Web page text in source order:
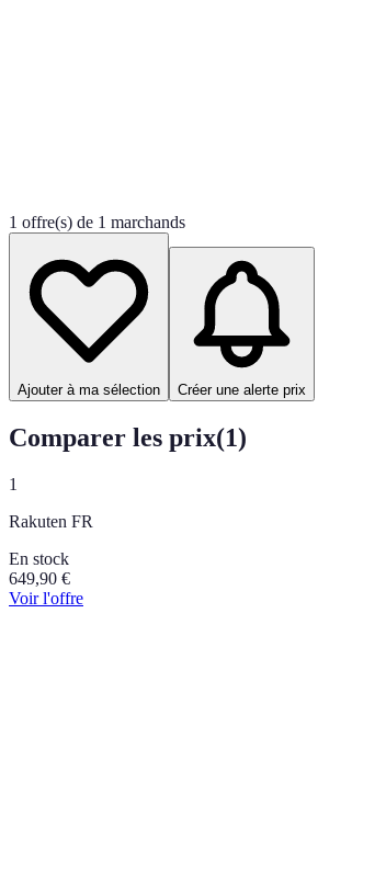
1 offre(s) de 1 marchands
Ajouter à ma sélection Créer une alerte prix
Comparer les prix(1)
1
Rakuten FR
En stock
649,90 €
Voir l'offre